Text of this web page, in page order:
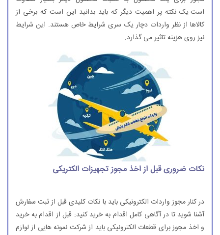
است.یک نکته پر اهمیت دیگر که باید بدانید این است که برخی از
کالاها از نظر واردات دچار یک سری شرایط خاص هستند. این شرایط
نیز روی هزینه تاثیر می گذارد.
نکات ضروری قبل از اخذ مجوز تجهیزات الکتریکی
در کنار مجوز واردات الکترونیکی باید با نکات کلیدی قبل از ثبت سفارش
آشنا شوید تا در آگاهی کامل اقدام به خرید کنید: قبل از اقدام به خرید
و اخذ مجوز برای قطعات الکترونیکی باید از شرکت نمونه هایی از لوازم